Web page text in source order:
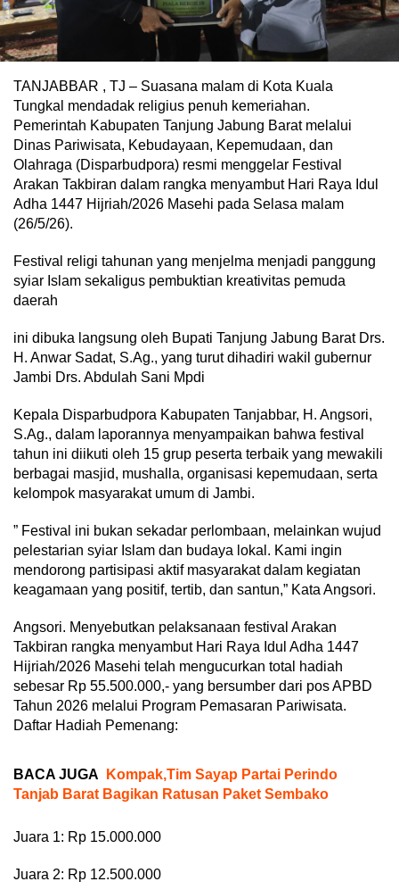
TANJABBAR , TJ – Suasana malam di Kota Kuala
Tungkal mendadak religius penuh kemeriahan.
Pemerintah Kabupaten Tanjung Jabung Barat melalui
Dinas Pariwisata, Kebudayaan, Kepemudaan, dan
Olahraga (Disparbudpora) resmi menggelar Festival
Arakan Takbiran dalam rangka menyambut Hari Raya Idul
Adha 1447 Hijriah/2026 Masehi pada Selasa malam
(26/5/26).
Festival religi tahunan yang menjelma menjadi panggung
syiar Islam sekaligus pembuktian kreativitas pemuda
daerah
ini dibuka langsung oleh Bupati Tanjung Jabung Barat Drs.
H. Anwar Sadat, S.Ag., yang turut dihadiri wakil gubernur
Jambi Drs. Abdulah Sani Mpdi
Kepala Disparbudpora Kabupaten Tanjabbar, H. Angsori,
S.Ag., dalam laporannya menyampaikan bahwa festival
tahun ini diikuti oleh 15 grup peserta terbaik yang mewakili
berbagai masjid, mushalla, organisasi kepemudaan, serta
kelompok masyarakat umum di Jambi.
” Festival ini bukan sekadar perlombaan, melainkan wujud
pelestarian syiar Islam dan budaya lokal. Kami ingin
mendorong partisipasi aktif masyarakat dalam kegiatan
keagamaan yang positif, tertib, dan santun,” Kata Angsori.
Angsori. Menyebutkan pelaksanaan festival Arakan
Takbiran rangka menyambut Hari Raya Idul Adha 1447
Hijriah/2026 Masehi telah mengucurkan total hadiah
sebesar Rp 55.500.000,- yang bersumber dari pos APBD
Tahun 2026 melalui Program Pemasaran Pariwisata.
Daftar Hadiah Pemenang:
BACA JUGA
Kompak,Tim Sayap Partai Perindo
Tanjab Barat Bagikan Ratusan Paket Sembako
Juara 1: Rp 15.000.000
Juara 2: Rp 12.500.000